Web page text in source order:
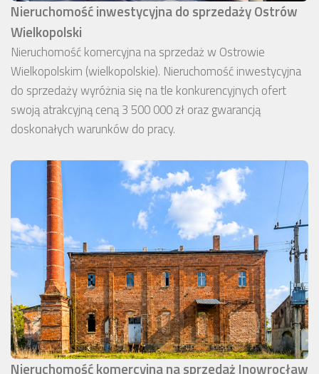
Nieruchomość inwestycyjna do sprzedaży Ostrów
Wielkopolski
Nieruchomość komercyjna na sprzedaż w Ostrowie
Wielkopolskim (wielkopolskie). Nieruchomość inwestycyjna
do sprzedaży wyróżnia się na tle konkurencyjnych ofert
swoją atrakcyjną ceną 3 500 000 zł oraz gwarancją
doskonałych warunków do pracy.
Nieruchomość komercyjna na sprzedaż Inowrocław